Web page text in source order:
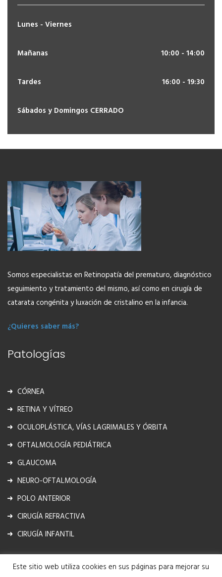
Lunes - Viernes
Mañanas 10:00 - 14:00
Tardes 16:00 - 19:30
Sábados y Domingos CERRADO
Somos especialistas en Retinopatía del prematuro, diagnóstico
seguimiento y tratamiento del mismo, así como en cirugía de
catarata congénita y luxación de cristalino en la infancia.
¿Quieres saber más?
Patologías
CÓRNEA
RETINA Y VÍTREO
OCULOPLÁSTICA, VÍAS LAGRIMALES Y ÓRBITA
OFTALMOLOGÍA PEDIÁTRICA
GLAUCOMA
NEURO-OFTALMOLOGÍA
POLO ANTERIOR
CIRUGÍA REFRACTIVA
CIRUGÍA INFANTIL
Este sitio web utiliza cookies en sus páginas para mejorar su